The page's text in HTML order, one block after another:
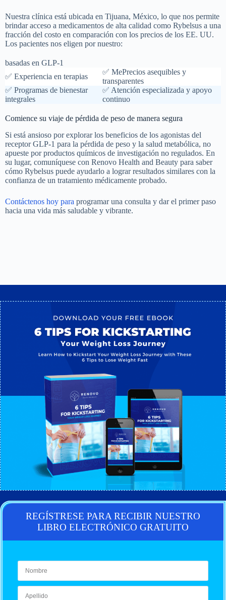
Nuestra clínica está ubicada en Tijuana, México, lo que nos permite
brindar acceso a medicamentos de alta calidad como Rybelsus a una
fracción del costo en comparación con los precios de los EE. UU.
Los pacientes nos eligen por nuestro:
basadas en GLP-1
✅ Experiencia en terapias
✅ MePrecios asequibles y
transparentes
✅ Programas de bienestar
integrales
✅ Atención especializada y apoyo
continuo
Comience su viaje de pérdida de peso de manera segura
Si está ansioso por explorar los beneficios de los agonistas del
receptor GLP-1 para la pérdida de peso y la salud metabólica, no
apueste por productos químicos de investigación no regulados. En
su lugar, comuníquese con Renovo Health and Beauty para saber
cómo Rybelsus puede ayudarlo a lograr resultados similares con la
confianza de un tratamiento médicamente probado.
Contáctenos hoy para programar una consulta y dar el primer paso
hacia una vida más saludable y vibrante.
REGÍSTRESE PARA RECIBIR NUESTRO
LIBRO ELECTRÓNICO GRATUITO